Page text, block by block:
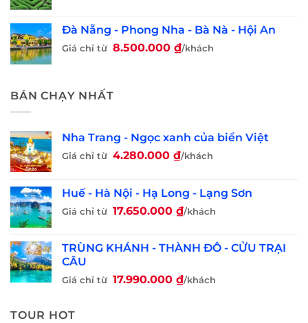
Đà Nẵng - Phong Nha - Bà Nà - Hội An
Giá chỉ từ 8.500.000 ₫/khách
BÁN CHẠY NHẤT
Nha Trang - Ngọc xanh của biển Việt
Giá chỉ từ 4.280.000 ₫/khách
Huế - Hà Nội - Hạ Long - Lạng Sơn
Giá chỉ từ 17.650.000 ₫/khách
TRÙNG KHÁNH - THÀNH ĐÔ - CỬU TRẠI
CÂU
Giá chỉ từ 17.990.000 ₫/khách
TOUR HOT